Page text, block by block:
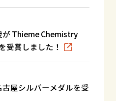
Thieme Chemistry
受賞しました！
屋シルバーメダルを受